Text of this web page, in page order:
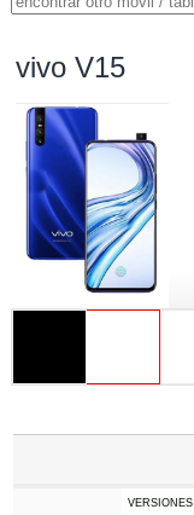
vivo V15
VERSIONES